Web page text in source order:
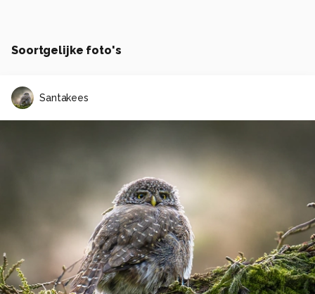
Soortgelijke foto's
Santakees